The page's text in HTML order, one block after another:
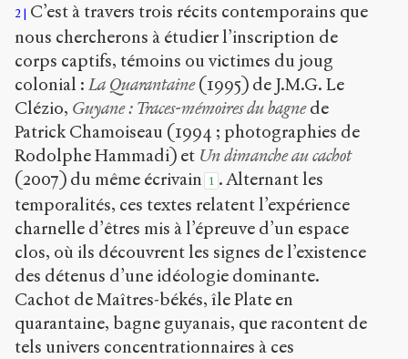
(CC BY-NC-SA
4.0)
Accéder
à la
version
PDF
2
C’est à travers trois récits contemporains que
nous chercherons à étudier l’inscription de
corps captifs, témoins ou victimes du joug
colonial : La Quarantaine(1995) de J.M.G. Le
Clézio, Guyane : Traces-mémoires du bagnede
Patrick Chamoiseau (1994 ; photographies de
Rodolphe Hammadi) et Un dimanche au cachot
(2007) du même écrivain 1 . Alternant les
temporalités, ces textes relatent l’expérience
charnelle d’êtres mis à l’épreuve d’un espace
clos, où ils découvrent les signes de l’existence
des détenus d’une idéologie dominante.
Cachot de Maîtres-békés, île Plate en
quarantaine, bagne guyanais, que racontent de
tels univers concentrationnaires à ces